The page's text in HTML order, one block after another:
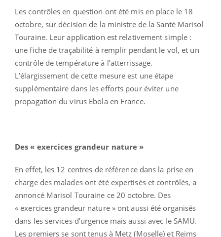
Les contrôles en question ont été mis en place le 18
octobre, sur décision de la ministre de la Santé Marisol
Touraine. Leur application est relativement simple :
une fiche de traçabilité à remplir pendant le vol, et un
contrôle de température à l’atterrissage.
L’élargissement de cette mesure est une étape
supplémentaire dans les efforts pour éviter une
propagation du virus Ebola en France.
Des « exercices grandeur nature »
En effet, les 12 centres de référence dans la prise en
charge des malades ont été expertisés et contrôlés, a
annoncé Marisol Touraine ce 20 octobre. Des
« exercices grandeur nature » ont aussi été organisés
dans les services d’urgence mais aussi avec le SAMU.
Les premiers se sont tenus à Metz (Moselle) et Reims